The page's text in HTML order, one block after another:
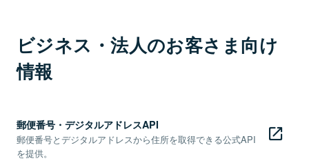
ビジネス・法人のお客さま向け
情報
郵便番号・デジタルアドレスAPI
郵便番号とデジタルアドレスから住所を取得できる公式API
を提供。